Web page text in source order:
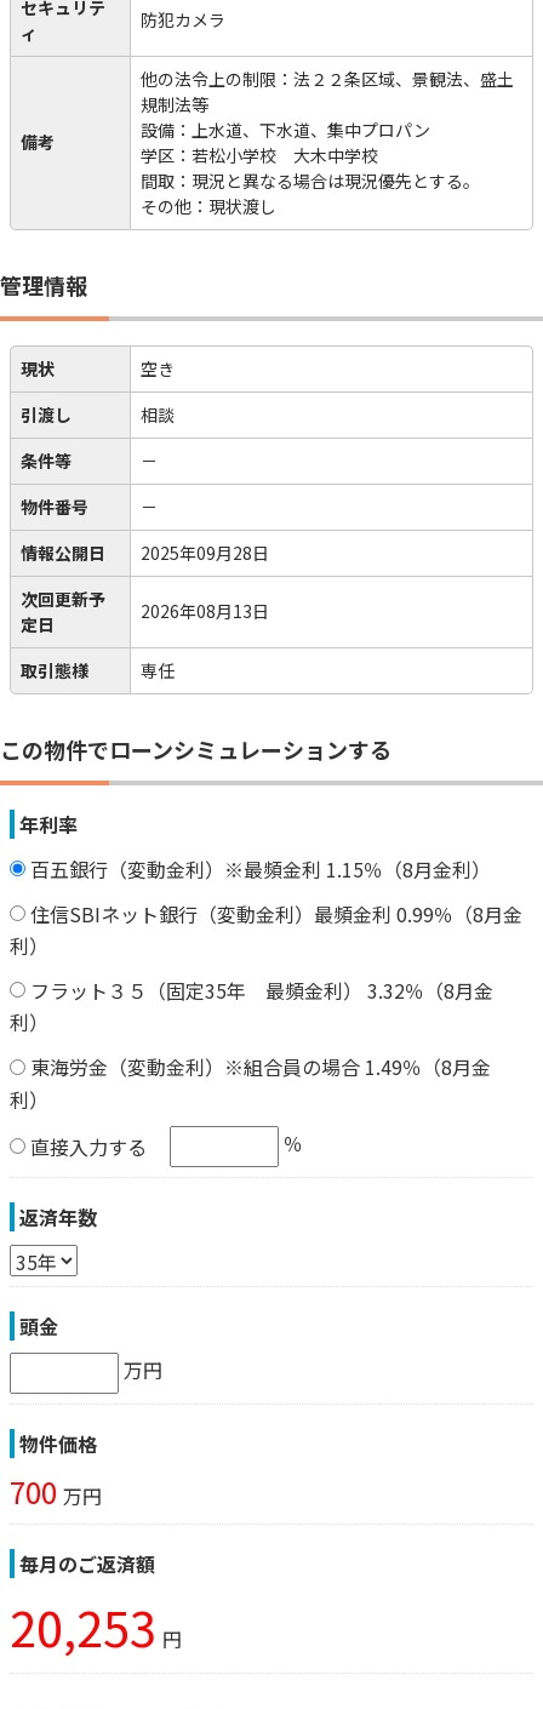
セキュリテ
ィ
防犯カメラ
備考
他の法令上の制限：法２２条区域、景観法、盛土
規制法等
設備：上水道、下水道、集中プロパン
学区：若松小学校 大木中学校
間取：現況と異なる場合は現況優先とする。
その他：現状渡し
管理情報
現状
空き
引渡し
相談
条件等
－
物件番号
－
情報公開日
2025年09月28日
次回更新予
定日
2026年08月13日
取引態様 専任
この物件でローンシミュレーションする
年利率
百五銀行（変動金利）※最頻金利 1.15％（8月金利）
住信SBIネット銀行（変動金利）最頻金利 0.99％（8月金
利）
フラット３５（固定35年 最頻金利） 3.32％（8月金
利）
東海労金（変動金利）※組合員の場合 1.49％（8月金
利）
直接入力する
％
返済年数
頭金
万円
物件価格
700 万円
毎月のご返済額
20,253 円